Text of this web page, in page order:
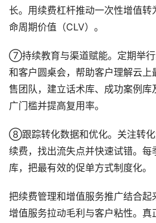
长。用续费杠杆推动一次性增值
命周期价值（CLV）。
⑦持续教育与渠道赋能。定期举
和客户圆桌会，帮助客户理解云上
售团队，建立话术库、成功案例库
广门槛并提高复用率。
⑧跟踪转化数据和优化。关注转
续费，找出流失点并快速试错。
库，把最有效的促单方式制度化。
把续费管理和增值服务推广结合起
增值服务拉动毛利与客户粘性。真